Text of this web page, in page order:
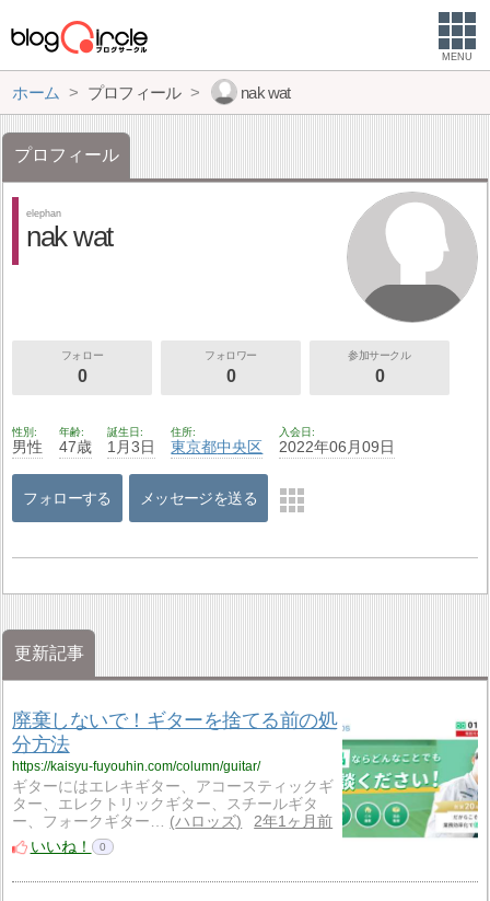
MENU
ホーム プロフィール nak wat
プロフィール
elephan
nak wat
フォロー
0
フォロワー
0
参加サークル
0
性別
男性
年齢
47歳
誕生日
1月3日
住所
東京都中央区
入会日
2022年06月09日
フォローする メッセージを送る
更新記事
廃棄しないで！ギターを捨てる前の処
分方法
https://kaisyu-fuyouhin.com/column/guitar/
ギターにはエレキギター、アコースティックギ
ター、エレクトリックギター、スチールギタ
ー、フォークギター…
ハロッズ
2年1ヶ月前
いいね！
0